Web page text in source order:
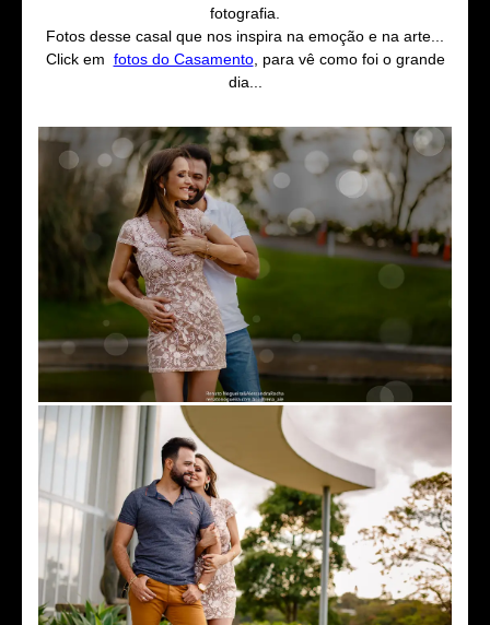
fotografia.
Fotos desse casal que nos inspira na emoção e na arte...
Click em fotos do Casamento, para vê como foi o grande
dia...